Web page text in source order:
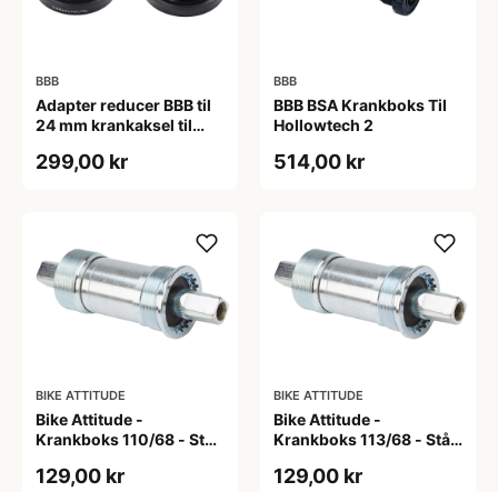
BBB
Adapter reducer BBB til
24 mm krankaksel til
299,00 kr
BBB
BBB BSA Krankboks Til
Hollowtech 2
514,00 kr
BIKE ATTITUDE
Bike Attitude -
Krankboks 110/68 - Stål
129,00 kr
BIKE ATTITUDE
Bike Attitude -
Krankboks 113/68 - Stål
129,00 kr